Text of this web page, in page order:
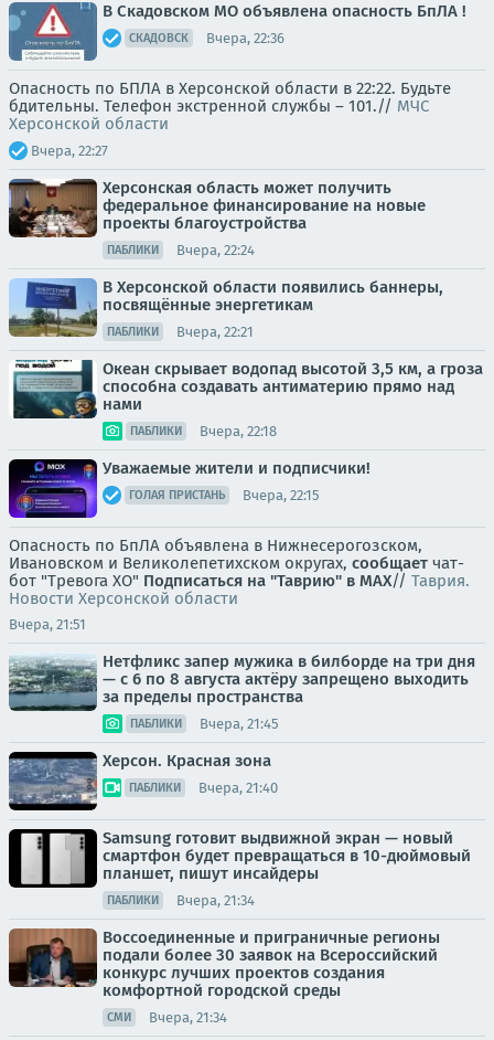
В Скадовском МО объявлена опасность БпЛА !
СКАДОВСК Вчера, 22:36
Опасность по БПЛА в Херсонской области в 22:22. Будьте
бдительны. Телефон экстренной службы – 101.// МЧС
Херсонской области
Вчера, 22:27
Херсонская область может получить
федеральное финансирование на новые
проекты благоустройства
ПАБЛИКИ Вчера, 22:24
В Херсонской области появились баннеры,
посвящённые энергетикам
ПАБЛИКИ Вчера, 22:21
Океан скрывает водопад высотой 3,5 км, а гроза
способна создавать антиматерию прямо над
нами
ПАБЛИКИ Вчера, 22:18
Уважаемые жители и подписчики!
ГОЛАЯ ПРИСТАНЬ Вчера, 22:15
Опасность по БпЛА объявлена в Нижнесерогозском,
Ивановском и Великолепетихском округах, сообщает чат-
бот "Тревога ХО" Подписаться на "Таврию" в MAX// Таврия.
Новости Херсонской области
Вчера, 21:51
Нетфликс запер мужика в билборде на три дня
— с 6 по 8 августа актёру запрещено выходить
за пределы пространства
ПАБЛИКИ Вчера, 21:45
Херсон. Красная зона
ПАБЛИКИ Вчера, 21:40
Samsung готовит выдвижной экран — новый
смартфон будет превращаться в 10-дюймовый
планшет, пишут инсайдеры
ПАБЛИКИ Вчера, 21:34
Воссоединенные и приграничные регионы
подали более 30 заявок на Всероссийский
конкурс лучших проектов создания
комфортной городской среды
СМИ Вчера, 21:34